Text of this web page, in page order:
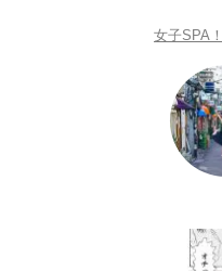
女子SPA！